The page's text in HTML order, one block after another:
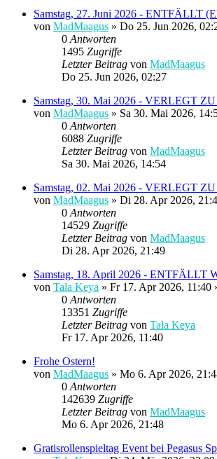
Samstag, 27. Juni 2026 - ENTFÄLLT
von MadMaagus » Do 25. Jun 2026,
0 Antworten
1495 Zugriffe
Letzter Beitrag von MadMaagus
Do 25. Jun 2026, 02:27
Samstag, 30. Mai 2026 - VERLEGT
von MadMaagus » Sa 30. Mai 2026,
0 Antworten
6088 Zugriffe
Letzter Beitrag von MadMaagus
Sa 30. Mai 2026, 14:54
Samstag, 02. Mai 2026 - VERLEGT
von MadMaagus » Di 28. Apr 2026,
0 Antworten
14529 Zugriffe
Letzter Beitrag von MadMaagus
Di 28. Apr 2026, 21:49
Samstag, 18. April 2026 -
von Tala Keya » Fr 17. Apr 2026, 11:40
0 Antworten
13351 Zugriffe
Letzter Beitrag von Tala Keya
Fr 17. Apr 2026, 11:40
Frohe Ostern!
von MadMaagus » Mo 6. Apr 2026,
0 Antworten
142639 Zugriffe
Letzter Beitrag von MadMaagus
Mo 6. Apr 2026, 21:48
Gratisrollenspieltag Event bei Pegasus